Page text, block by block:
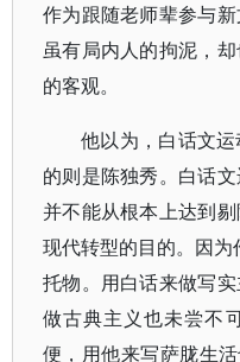
作为跟随老师辈参与
虽有局内人的拘泥，
的客观。
他以为，白话文
的则是陈独秀。白话
并不能从根本上达到
现代转型的目的。因
托物。用白话来做写
做古典主义也未尝不
便，用他来写萨胧生